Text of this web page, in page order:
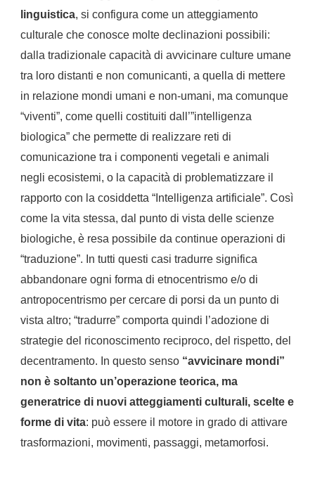
linguistica, si configura come un atteggiamento
culturale che conosce molte declinazioni possibili:
dalla tradizionale capacità di avvicinare culture umane
tra loro distanti e non comunicanti, a quella di mettere
in relazione mondi umani e non-umani, ma comunque
“viventi”, come quelli costituiti dall’”intelligenza
biologica” che permette di realizzare reti di
comunicazione tra i componenti vegetali e animali
negli ecosistemi, o la capacità di problematizzare il
rapporto con la cosiddetta “Intelligenza artificiale”. Così
come la vita stessa, dal punto di vista delle scienze
biologiche, è resa possibile da continue operazioni di
“traduzione”. In tutti questi casi tradurre significa
abbandonare ogni forma di etnocentrismo e/o di
antropocentrismo per cercare di porsi da un punto di
vista altro; “tradurre” comporta quindi l’adozione di
strategie del riconoscimento reciproco, del rispetto, del
decentramento. In questo senso “avvicinare mondi”
non è soltanto un’operazione teorica, ma
generatrice di nuovi atteggiamenti culturali, scelte e
forme di vita: può essere il motore in grado di attivare
trasformazioni, movimenti, passaggi, metamorfosi.